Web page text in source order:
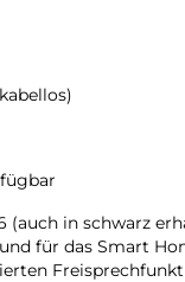
(auch in schwarz
für das Smart